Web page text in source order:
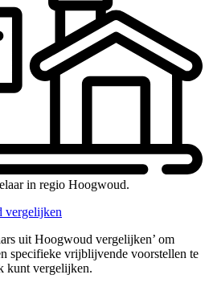
in regio Hoogwoud.
vergelijken
uit Hoogwoud vergelijken’ om
specifieke vrijblijvende voorstellen te
kunt vergelijken.